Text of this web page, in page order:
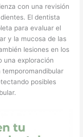
con una revisión
El dentista
para evaluar el
y la mucosa de las
lesiones en los
una exploración
posibles